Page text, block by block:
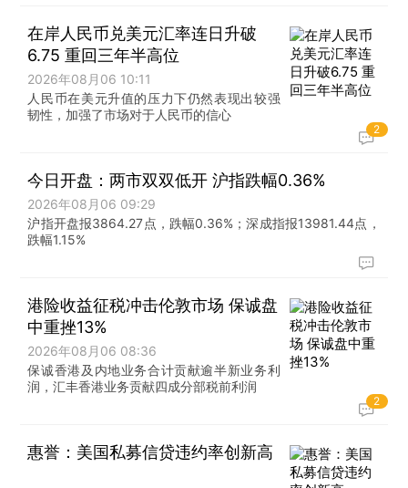
在岸人民币兑美元汇率连日升破
6.75 重回三年半高位
2026年08月06 10:11
人民币在美元升值的压力下仍然表现出较强
韧性，加强了市场对于人民币的信心
2
今日开盘：两市双双低开 沪指跌幅0.36%
2026年08月06 09:29
沪指开盘报3864.27点，跌幅0.36%；深成指报13981.44点，
跌幅1.15%
港险收益征税冲击伦敦市场 保诚盘
中重挫13%
2026年08月06 08:36
保诚香港及内地业务合计贡献逾半新业务利
润，汇丰香港业务贡献四成分部税前利润
2
惠誉：美国私募信贷违约率创新高